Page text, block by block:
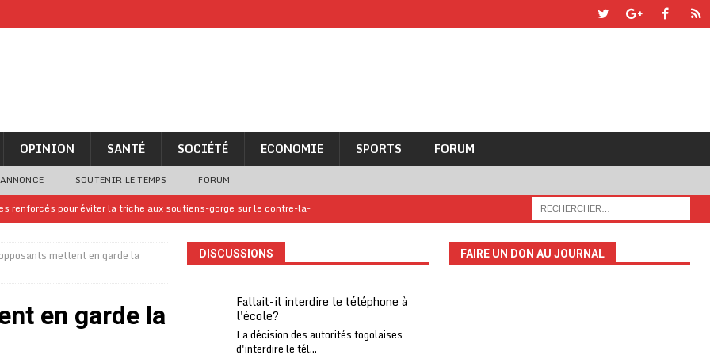
OPINION SANTÉ SOCIÉTÉ ECONOMIE SPORTS FORUM
SOUTENIR LE TEMPS FORUM
renforcés pour éviter la triche aux soutiens-gorge sur le contre-la-
confirme sa présence à la fête nationale
A LA UNE
de loterie gagnant que son propriétaire avait envoyé à un proche
mettent en garde la
en garde la
DISCUSSIONS
Fallait-il interdire le téléphone à
l'école?
La décision des autorités togolaises
d'interdire le tél...
FAIRE UN DON AU JOURNAL